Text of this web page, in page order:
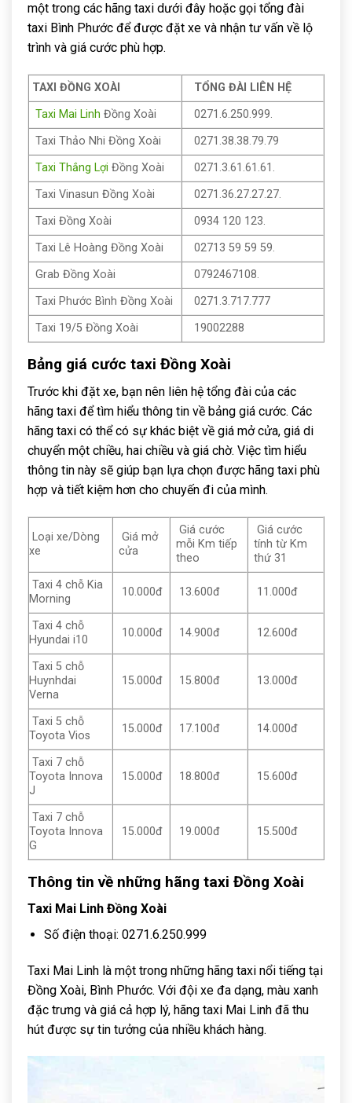
một trong các hãng taxi dưới đây hoặc gọi tổng đài
taxi Bình Phước để được đặt xe và nhận tư vấn về lộ
trình và giá cước phù hợp.
TAXI ĐỒNG XOÀI
TỔNG ĐÀI LIÊN HỆ
Taxi Mai Linh Đồng Xoài
0271.6.250.999.
Taxi Thảo Nhi Đồng Xoài
0271.38.38.79.79
Taxi Thắng Lợi Đồng Xoài
0271.3.61.61.61.
Taxi Vinasun Đồng Xoài
0271.36.27.27.27.
Taxi Đồng Xoài
0934 120 123.
Taxi Lê Hoàng Đồng Xoài
02713 59 59 59.
Grab Đồng Xoài
0792467108.
Taxi Phước Bình Đồng Xoài
0271.3.717.777
Taxi 19/5 Đồng Xoài
19002288
Bảng giá cước taxi Đồng Xoài
Trước khi đặt xe, bạn nên liên hệ tổng đài của các
hãng taxi để tìm hiểu thông tin về bảng giá cước. Các
hãng taxi có thể có sự khác biệt về giá mở cửa, giá di
chuyển một chiều, hai chiều và giá chờ. Việc tìm hiểu
thông tin này sẽ giúp bạn lựa chọn được hãng taxi phù
hợp và tiết kiệm hơn cho chuyến đi của mình.
Loại xe/Dòng
xe
Giá mở
cửa
Giá cước
mỗi Km tiếp
theo
Giá cước
tính từ Km
thứ 31
Taxi 4 chỗ Kia
Morning
10.000đ 13.600đ 11.000đ
Taxi 4 chỗ
Hyundai i10
10.000đ 14.900đ 12.600đ
Taxi 5 chỗ
Huynhdai
Verna
15.000đ 15.800đ 13.000đ
Taxi 5 chỗ
Toyota Vios
15.000đ 17.100đ 14.000đ
Taxi 7 chỗ
Toyota Innova
J
15.000đ 18.800đ 15.600đ
Taxi 7 chỗ
Toyota Innova
G
15.000đ 19.000đ 15.500đ
Thông tin về những hãng taxi Đồng Xoài
Taxi Mai Linh Đồng Xoài
Số điện thoại: 0271.6.250.999
Taxi Mai Linh là một trong những hãng taxi nổi tiếng tại
Đồng Xoài, Bình Phước. Với đội xe đa dạng, màu xanh
đặc trưng và giá cả hợp lý, hãng taxi Mai Linh đã thu
hút được sự tin tưởng của nhiều khách hàng.